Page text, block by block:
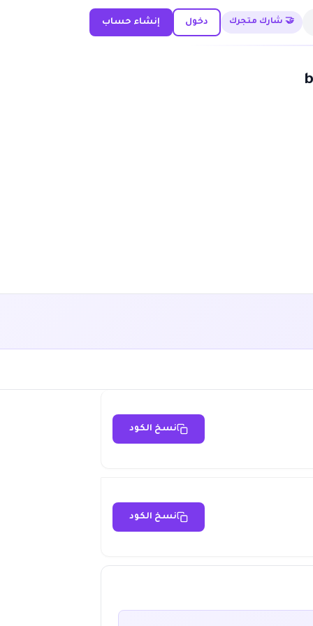
🤝 شارك متجرك دخول إنشاء حساب
نسخ الكود
نسخ الكود